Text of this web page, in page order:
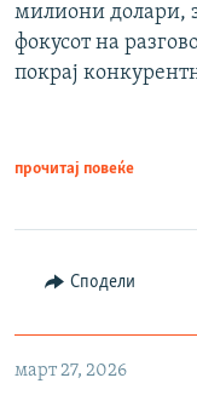
милиони долари,
фокусот на
покрај
прочитај повеќе
Сподели
март 27, 2026